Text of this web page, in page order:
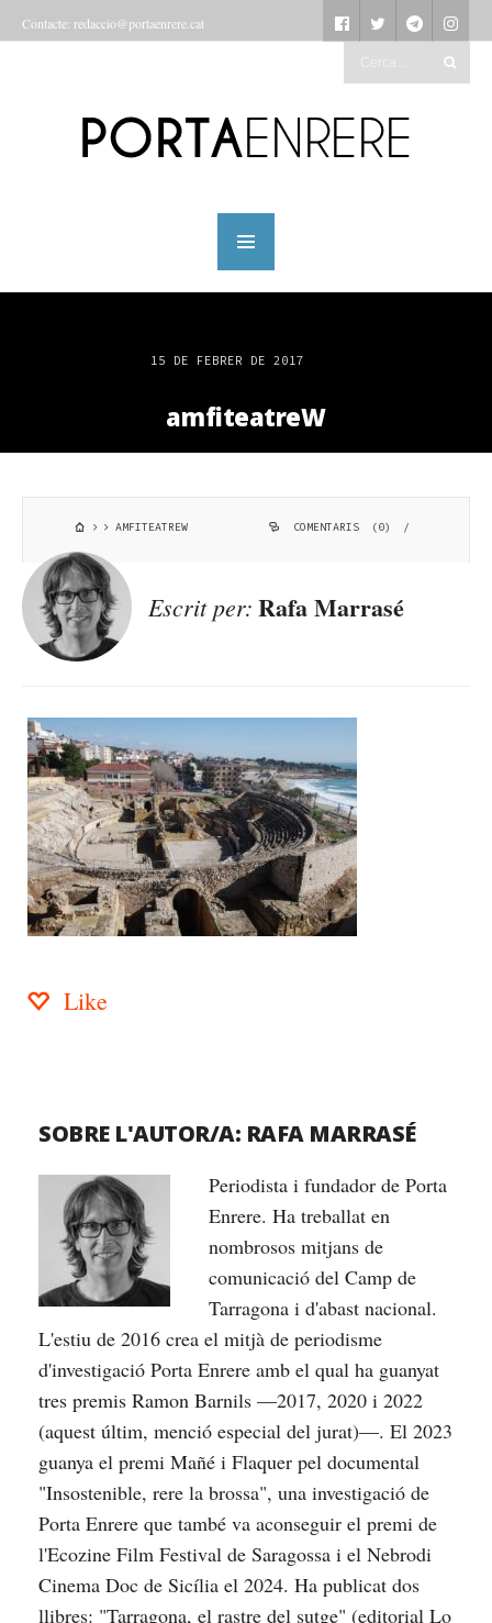
Contacte: redaccio@portaenrere.cat
15 DE FEBRER DE 2017
amfiteatreW
AMFITEATREW COMENTARIS (0) /
Escrit per: Rafa Marrasé
Like
SOBRE L'AUTOR/A: RAFA MARRASÉ
Periodista i fundador de Porta
Enrere. Ha treballat en
nombrosos mitjans de
comunicació del Camp de
Tarragona i d'abast nacional.
L'estiu de 2016 crea el mitjà de periodisme
d'investigació Porta Enrere amb el qual ha guanyat
tres premis Ramon Barnils —2017, 2020 i 2022
(aquest últim, menció especial del jurat)—. El 2023
guanya el premi Mañé i Flaquer pel documental
"Insostenible, rere la brossa", una investigació de
Porta Enrere que també va aconseguir el premi de
l'Ecozine Film Festival de Saragossa i el Nebrodi
Cinema Doc de Sicília el 2024. Ha publicat dos
llibres: "Tarragona, el rastre del sutge" (editorial Lo